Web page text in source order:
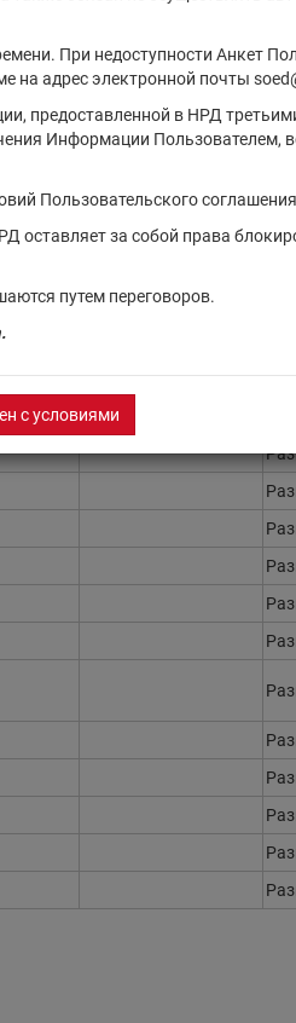
При недоступности Анкет
на адрес электронной почты
предоставленной в НРД
Информации Пользователем,
Пользовательского
оставляет за собой права
путем переговоров.
с условиями